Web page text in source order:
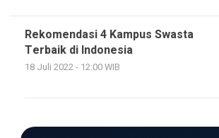
Rekomendasi 4 Kampus Swasta
Terbaik di Indonesia
18 Juli 2022 - 12:00 WIB